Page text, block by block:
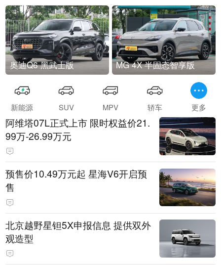
奥迪Q6 黑武士版 MG 4X 半固态智享版
新能源 SUV MPV 轿车 更多
阿维塔07L正式上市 限时权益价21.
99万-26.99万元
预售价10.49万元起 星海V6开启预
售
北京越野星钽5X申报信息 提供双外
观造型